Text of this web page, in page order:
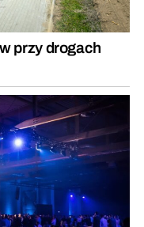
przy drogach